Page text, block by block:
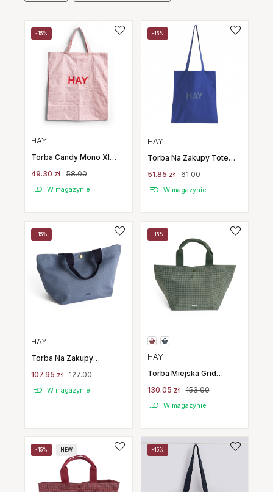
-15%
HAY
Torba Candy Mono Xl
49.30 zł 58.00
W magazynie
-15%
HAY
Torba Na Zakupy Tote
51.85 zł 61.00
W magazynie
-15%
HAY
Torba Na Zakupy
Szaroniebieska Hay
107.95 zł 127.00
W magazynie
-15%
HAY
Torba Miejska Grid
Ciemnozielona Hay
130.05 zł 153.00
W magazynie
-15% NEW -15%